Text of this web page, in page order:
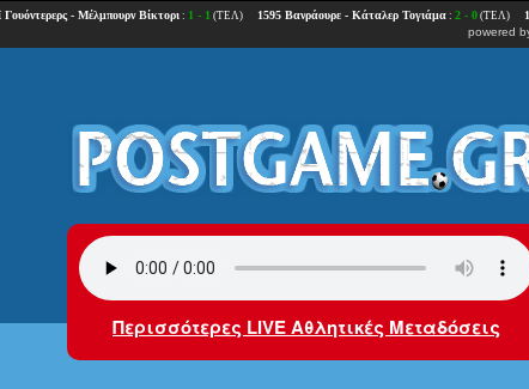
powered
Περισσότερες LIVE Αθλητικές Μεταδόσεις